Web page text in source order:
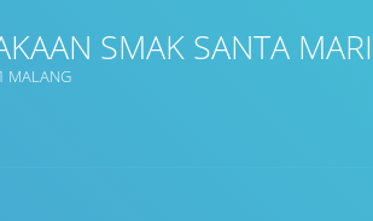
SMAK SANTA
MALANG